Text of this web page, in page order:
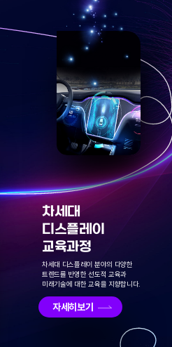
차세대
디스플레이
교육과정
차세대 디스플레이 분야의 다양한
트렌드를 반영한 선도적 교육과
미래기술에 대한 교육을 지향합니다.
자세히보기